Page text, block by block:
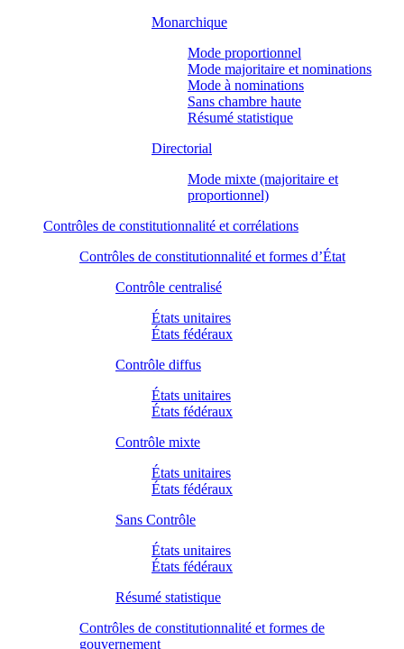
Monarchique
Mode proportionnel
Mode majoritaire et nominations
Mode à nominations
Sans chambre haute
Résumé statistique
Directorial
Mode mixte (majoritaire et
proportionnel)
Contrôles de constitutionnalité et corrélations
Contrôles de constitutionnalité et formes d’État
Contrôle centralisé
États unitaires
États fédéraux
Contrôle diffus
États unitaires
États fédéraux
Contrôle mixte
États unitaires
États fédéraux
Sans Contrôle
États unitaires
États fédéraux
Résumé statistique
Contrôles de constitutionnalité et formes de
gouvernement